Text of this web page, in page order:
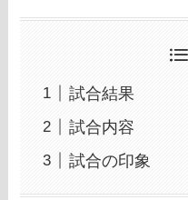
試合結果
試合内容
試合の印象